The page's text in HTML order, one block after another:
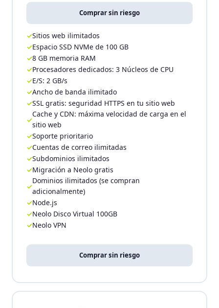
Comprar sin riesgo
Sitios web ilimitados
Espacio SSD NVMe de 100 GB
8 GB memoria RAM
Procesadores dedicados: 3 Núcleos de CPU
E/S: 2 GB/s
Ancho de banda ilimitado
SSL gratis: seguridad HTTPS en tu sitio web
Cache y CDN: máxima velocidad de carga en el
sitio web
Soporte prioritario
Cuentas de correo ilimitadas
Subdominios ilimitados
Migración a Neolo gratis
Dominios ilimitados (se compran
adicionalmente)
Node.js
Neolo Disco Virtual 100GB
Neolo VPN
Comprar sin riesgo